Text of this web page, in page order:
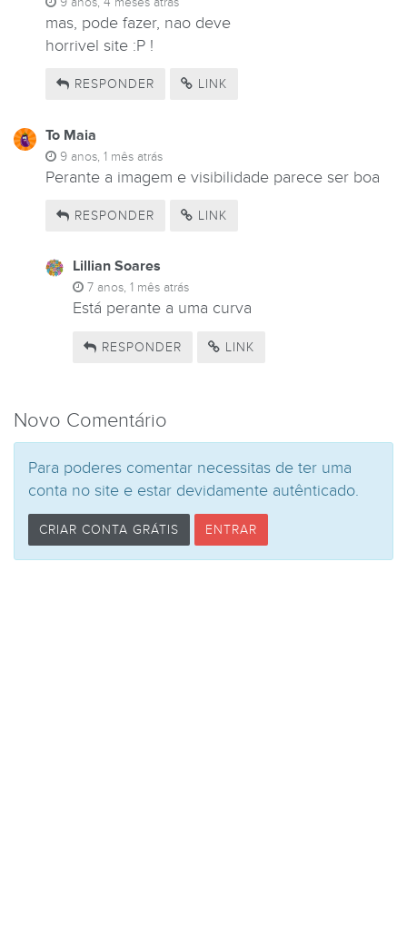
mas, pode fazer, nao deve
horrivel site :P !
RESPONDER LINK
To Maia
9 anos, 1 mês atrás
Perante a imagem e visibilidade parece ser boa
RESPONDER LINK
Lillian Soares
7 anos, 1 mês atrás
Está perante a uma curva
RESPONDER LINK
Novo Comentário
Para poderes comentar necessitas de ter uma
conta no site e estar devidamente autênticado.
CRIAR CONTA GRÁTIS ENTRAR